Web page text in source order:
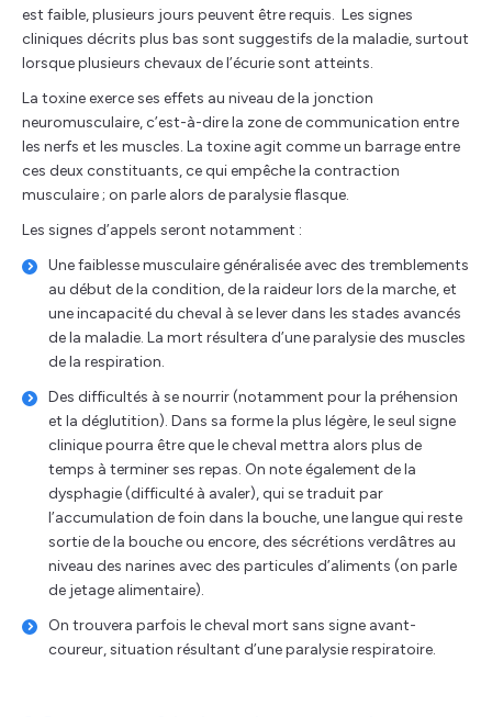
est faible, plusieurs jours peuvent être requis. Les signes
cliniques décrits plus bas sont suggestifs de la maladie, surtout
lorsque plusieurs chevaux de l’écurie sont atteints.
La toxine exerce ses effets au niveau de la jonction
neuromusculaire, c’est-à-dire la zone de communication entre
les nerfs et les muscles. La toxine agit comme un barrage entre
ces deux constituants, ce qui empêche la contraction
musculaire ; on parle alors de paralysie flasque.
Les signes d’appels seront notamment :
Une faiblesse musculaire généralisée avec des tremblements
au début de la condition, de la raideur lors de la marche, et
une incapacité du cheval à se lever dans les stades avancés
de la maladie. La mort résultera d’une paralysie des muscles
de la respiration.
Des difficultés à se nourrir (notamment pour la préhension
et la déglutition). Dans sa forme la plus légère, le seul signe
clinique pourra être que le cheval mettra alors plus de
temps à terminer ses repas. On note également de la
dysphagie (difficulté à avaler), qui se traduit par
l’accumulation de foin dans la bouche, une langue qui reste
sortie de la bouche ou encore, des sécrétions verdâtres au
niveau des narines avec des particules d’aliments (on parle
de jetage alimentaire).
On trouvera parfois le cheval mort sans signe avant-
coureur, situation résultant d’une paralysie respiratoire.